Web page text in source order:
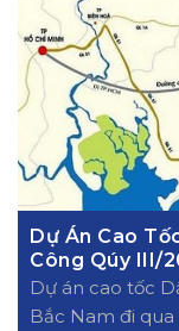
Dự Án Cao
Công Qúy III/
Dự án cao tốc
Bắc Nam đi qua